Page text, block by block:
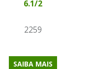
6.1/2
2259
SAIBA MAIS